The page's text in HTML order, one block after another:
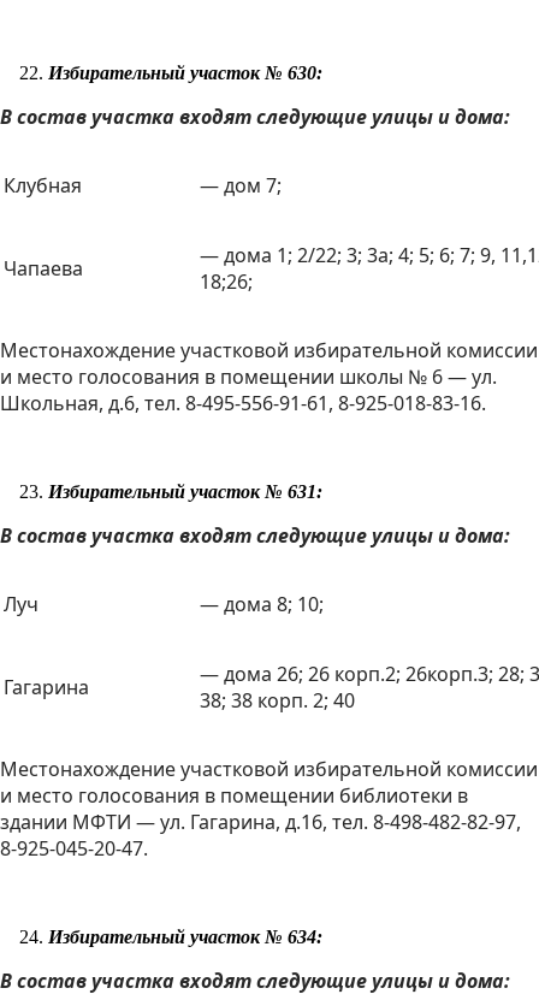
Избирательный участок № 630:
В состав участка входят следующие улицы и дома:
Клубная — дом 7;
Чапаева
— дома 1; 2/22; 3; 3а; 4; 5; 6; 7; 9,
18;26;
Местонахождение участковой избирательной комиссии
и место голосования в помещении школы № 6 — ул.
Школьная, д.6, тел. 8-495-556-91-61, 8-925-018-83-16.
Избирательный участок № 631:
В состав участка входят следующие улицы и дома:
Луч — дома 8; 10;
Гагарина
— дома 26; 26 корп.2; 26корп.3; 28;
38; 38 корп. 2; 40
Местонахождение участковой избирательной комиссии
и место голосования в помещении библиотеки в
здании МФТИ — ул. Гагарина, д.16, тел. 8-498-482-82-97,
8-925-045-20-47.
Избирательный участок № 634:
В состав участка входят следующие улицы и дома: